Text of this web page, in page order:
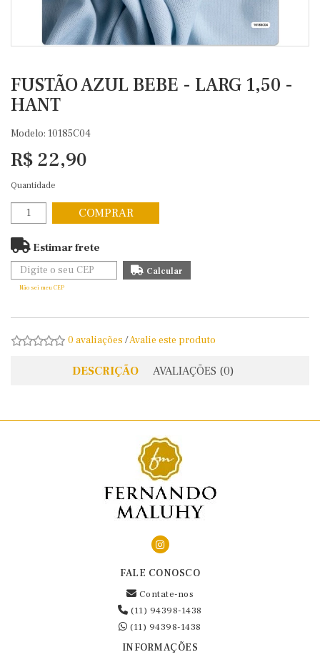
FUSTÃO AZUL BEBE - LARG 1,50 -
HANT
Modelo: 10185C04
R$ 22,90
Quantidade
COMPRAR
Estimar frete
Não sei meu CEP
0 avaliações /Avalie este produto
DESCRIÇÃO AVALIAÇÕES (0)
FALE CONOSCO
Contate-nos
(11) 94398-1438
(11) 94398-1438
INFORMAÇÕES